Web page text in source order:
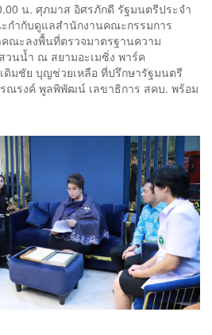
น. ศุภมาส อิศรภักดี รัฐมนตรีประจำ
กำกับดูแลสำนักงานคณะกรรมการ
ณะลงพื้นที่ตรวจมาตรฐานความ
วนน้ำ ณ สยามอะเมซิ่ง พาร์ค
ดิมชัย บุญช่วยเหลือ ที่ปรึกษารัฐมนตรี
ณรงค์ พูลพิพัฒน์ เลขาธิการ สคบ. พร้อม